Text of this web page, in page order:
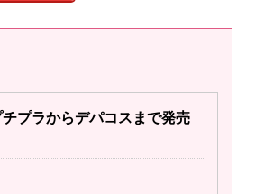
プラからデパコスまで発売